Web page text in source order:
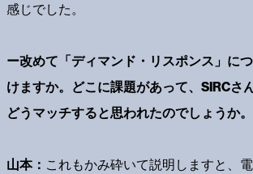
感じでした。
ー改めて「ディマンド・リスポンス」に
けますか。どこに課題があって、SIRCさ
どうマッチすると思われたのでしょうか。
山本： これもかみ砕いて説明しますと、